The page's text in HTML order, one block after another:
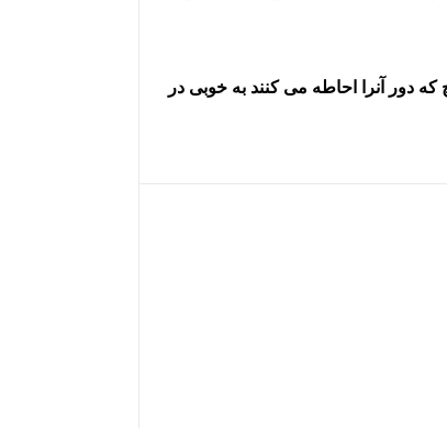
آنرا احاطه می کنند به خوبی در